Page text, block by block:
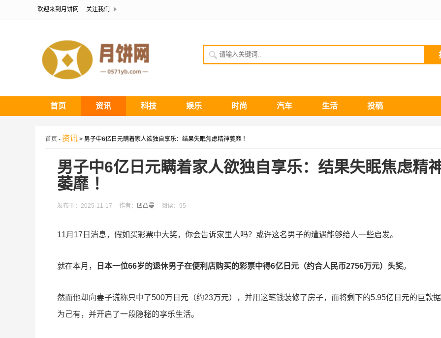
欢迎来到月饼网 关注我们
请输入关键词
首页 资讯 科技 娱乐 时尚 汽车 生活 投稿
首页 - 资讯 > 男子中6亿日元瞒着家人欲独自享乐：结果失眠焦虑精神萎靡 ！
男子中6亿日元瞒着家人欲独自享乐：结果失眠焦虑精
萎靡 ！
发布于：2025-11-17 作者： 凹凸曼 阅读：95
11月17日消息，假如买彩票中大奖，你会告诉家里人吗？或许这名男子的遭遇能够给人一些启发。
就在本月， 日本一位66岁的退休男子在便利店购买的彩票中得6亿日元（约合人民币2756万元）头奖。
然而他却向妻子谎称只中了500万日元（约23万元），并用这笔钱装修了房子，而将剩下的5.95亿日元的巨款据
为己有，并开启了一段隐秘的享乐生活。